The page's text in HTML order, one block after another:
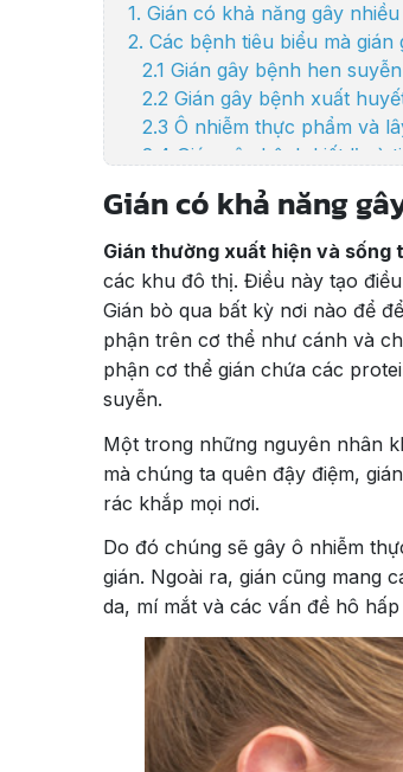
1. Gián có khả năng gây
2. Các bệnh tiêu biểu mà
2.1 Gián gây bệnh hen
2.2 Gián gây bệnh xuất
2.3 Ô nhiễm thực phẩm và
2.4 Gián gây bệnh kiết lị và
3. Tiêu diệt gián hiệu quả
4. Điểm nổi bật của dịch vụ
Gián có khả năng
Gián thường xuất hiện và
các khu đô thị. Điều này tạo
Gián bò qua bất kỳ nơi nào để
phận trên cơ thể như cánh và
phận cơ thể gián chứa các
suyễn.
Một trong những nguyên nhân
mà chúng ta quên đậy điệm,
rác khắp mọi nơi.
Do đó chúng sẽ gây ô nhiễm
gián. Ngoài ra, gián cũng mang
da, mí mắt và các vấn đề hô